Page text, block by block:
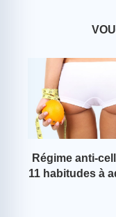
Régime anti-
11 habitudes à